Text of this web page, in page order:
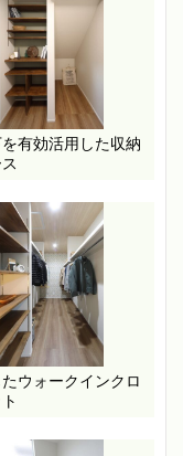
有効活用した収納
ウォークインクロ